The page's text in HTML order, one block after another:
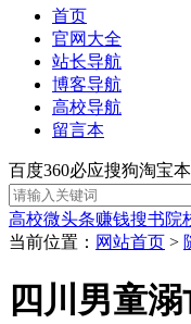
首页
官网大全
站长导航
博客导航
高校导航
留言本
百度360必应搜狗淘宝
高校微头条赚钱搜书院
当前位置： 网站首页 >
四川男童